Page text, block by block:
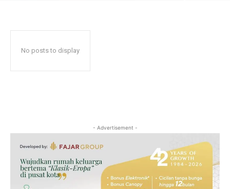
No posts to display
- Advertisement -